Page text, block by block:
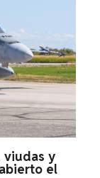
viudas y
el